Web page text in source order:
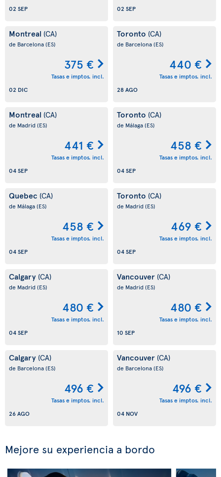
02 SEP
02 SEP
Montreal (CA)
de Barcelona(ES)
375 €
Tasas e imptos. incl.
02 DIC
Toronto (CA)
de Barcelona(ES)
440 €
Tasas e imptos. incl.
28 AGO
Montreal (CA)
de Madrid(ES)
441 €
Tasas e imptos. incl.
04 SEP
Toronto (CA)
de Málaga(ES)
458 €
Tasas e imptos. incl.
04 SEP
Quebec (CA)
de Málaga(ES)
458 €
Tasas e imptos. incl.
04 SEP
Toronto (CA)
de Madrid(ES)
469 €
Tasas e imptos. incl.
04 SEP
Calgary (CA)
de Madrid(ES)
480 €
Tasas e imptos. incl.
04 SEP
Vancouver (CA)
de Madrid(ES)
480 €
Tasas e imptos. incl.
10 SEP
Calgary (CA)
de Barcelona(ES)
496 €
Tasas e imptos. incl.
26 AGO
Vancouver (CA)
de Barcelona(ES)
496 €
Tasas e imptos. incl.
04 NOV
Mejore su experiencia a bordo